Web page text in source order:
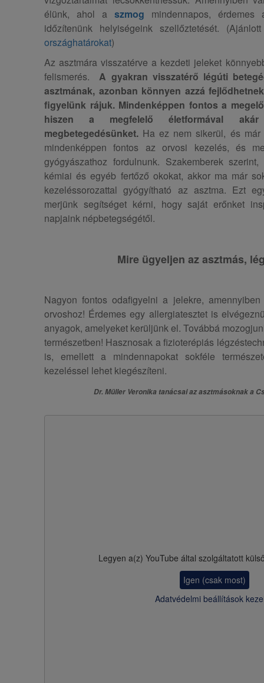
élünk, ahol a szmog mindennapos, érdemes
időzítenünk helyiségeink szellőztetését.
országhatárokat)
Az asztmára visszatérve a kezdeti jeleket
felismerés.A gyakran visszatérő légúti
asztmának, azonban könnyen azzá
figyelünk rájuk. Mindenképpen fontos a
hiszen a megfelelő életformával
megbetegedésünket. Ha ez nem sikerül, és
mindenképpen fontos az orvosi kezelés, és
gyógyászathoz fordulnunk. Szakemberek
kémiai és egyéb fertőző okokat, akkor ma már
kezeléssorozattal gyógyítható az asztma. Ezt
merjünk segítséget kérni, hogy saját erőnket
napjaink népbetegségétől.
Mire ügyeljen az asztmás,
Nagyon fontos odafigyelni a jelekre,
orvoshoz! Érdemes egy allergiatesztet is
anyagok, amelyeket kerüljünk el. Továbbá
természetben! Hasznosak a fizioterépiás
is, emellett a mindennapokat sokféle
kezeléssel lehet kiegészíteni.
Dr. Müller Veronika tanácsai az asztmásoknak a
Legyen a(z) YouTube által szolgáltatott
Igen (csak most)
Adatvédelmi beállítások